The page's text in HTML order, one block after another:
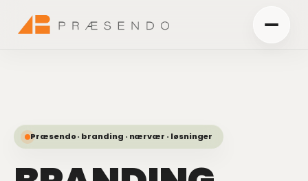
Præsendo · branding · nærvær · løsninger